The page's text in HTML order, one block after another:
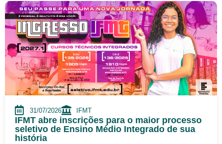
31/07/2026 IFMT
IFMT abre inscrições para o maior processo
seletivo de Ensino Médio Integrado de sua
história